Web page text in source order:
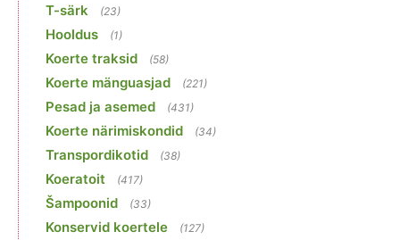
T-särk (23)
Hooldus (1)
Koerte traksid (58)
Koerte mänguasjad (221)
Pesad ja asemed (431)
Koerte närimiskondid (34)
Transpordikotid (38)
Koeratoit (417)
Šampoonid (33)
Konservid koertele (127)